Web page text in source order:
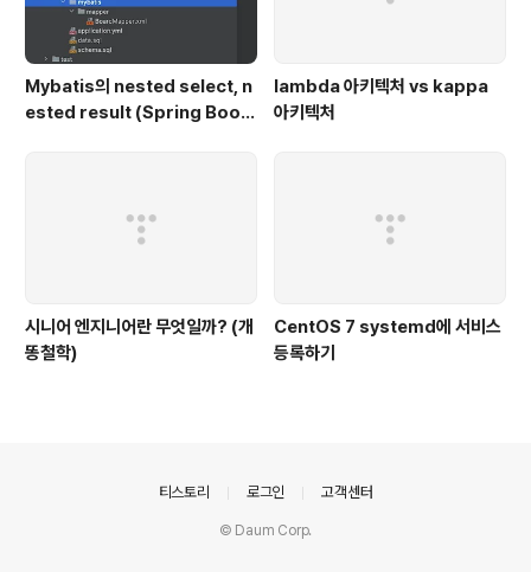
Mybatis의 nested select, n
ested result (Spring Boot,
lambda 아키텍처 vs kappa
아키텍처
시니어 엔지니어란 무엇일까? (개
똥철학)
CentOS 7 systemd에 서비스
등록하기
티스토리 로그인 고객센터
© Daum Corp.